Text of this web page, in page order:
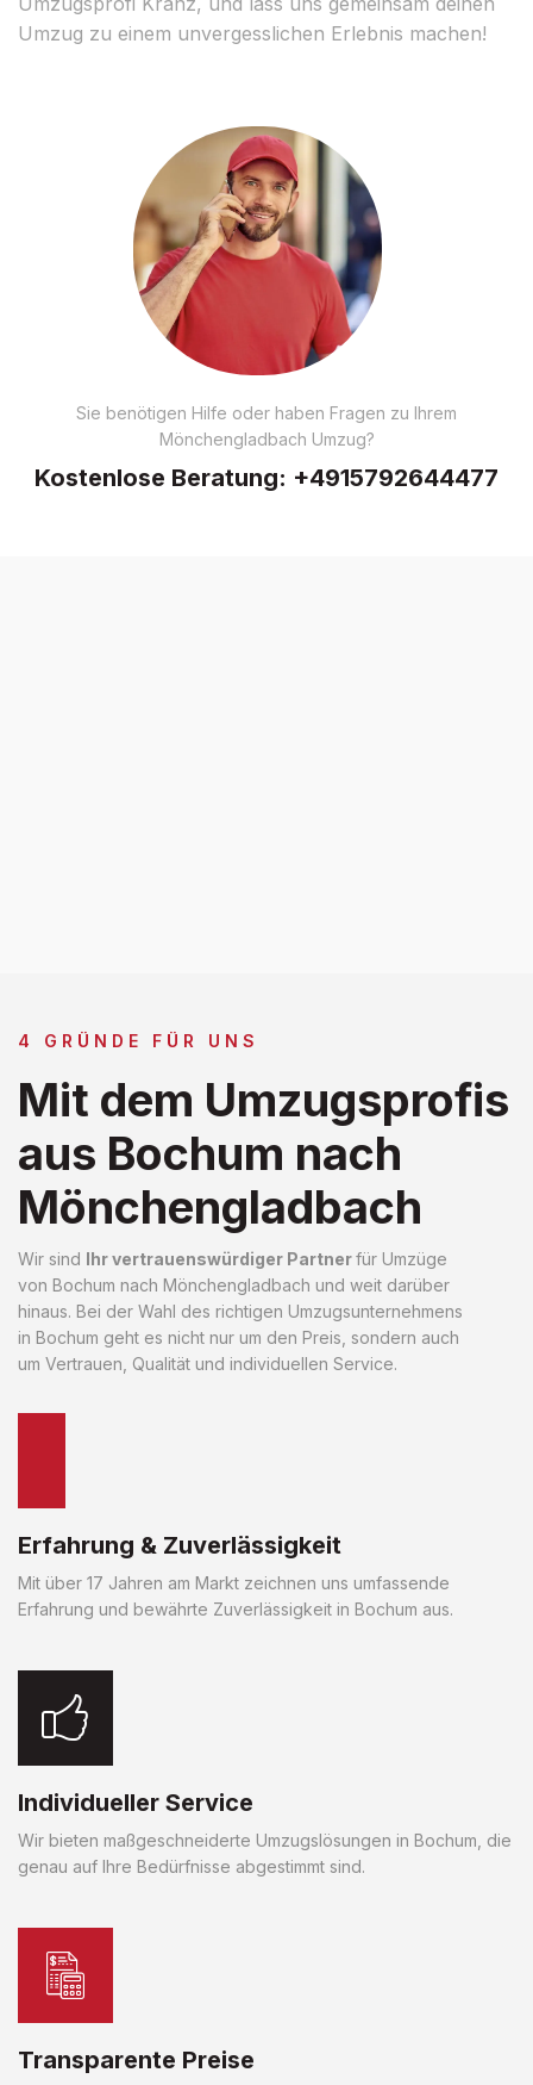
Umzug zu einem unvergesslichen Erlebnis machen!
Sie benötigen Hilfe oder haben Fragen zu Ihrem
Mönchengladbach Umzug?
Kostenlose Beratung: +4915792644477
4 GRÜNDE FÜR UNS
Mit dem Umzugsprofis
aus Bochum nach
Mönchengladbach
Wir sind Ihr vertrauenswürdiger Partnerfür Umzüge
von Bochum nach Mönchengladbach und weit darüber
hinaus. Bei der Wahl des richtigen Umzugsunternehmens
in Bochum geht es nicht nur um den Preis, sondern auch
um Vertrauen, Qualität und individuellen Service.
Erfahrung & Zuverlässigkeit
Mit über 17 Jahren am Markt zeichnen uns umfassende
Erfahrung und bewährte Zuverlässigkeit in Bochum aus.
Individueller Service
Wir bieten maßgeschneiderte Umzugslösungen in Bochum, die
genau auf Ihre Bedürfnisse abgestimmt sind.
Transparente Preise